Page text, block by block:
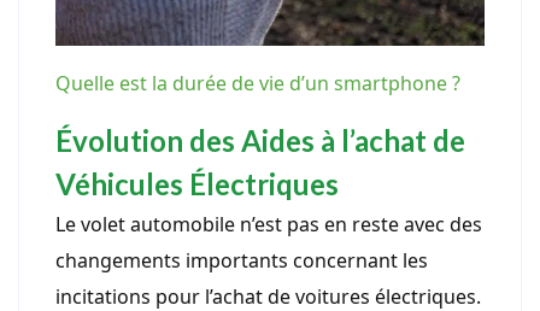
Quelle est la durée de vie d’un smartphone ?
Évolution des Aides à l’achat de
Véhicules Électriques
Le volet automobile n’est pas en reste avec des
changements importants concernant les
incitations pour l’achat de voitures électriques.